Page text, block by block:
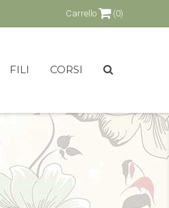
Carrello (0)
FILI CORSI